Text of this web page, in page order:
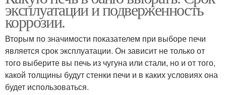
Банная печь
эксплуатации и подверженность
коррозии.
Вторым по значимости показателем при выборе печи
является срок эксплуатации. Он зависит не только от
того выберите вы печь из чугуна или стали, но и от того,
какой толщины будут стенки печи и в каких условиях она
будет использоваться.